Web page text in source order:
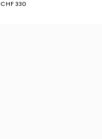
CHF 330